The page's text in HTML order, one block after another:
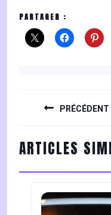
PARTAGER :
PRÉCÉDENT
post:
ARTICLES